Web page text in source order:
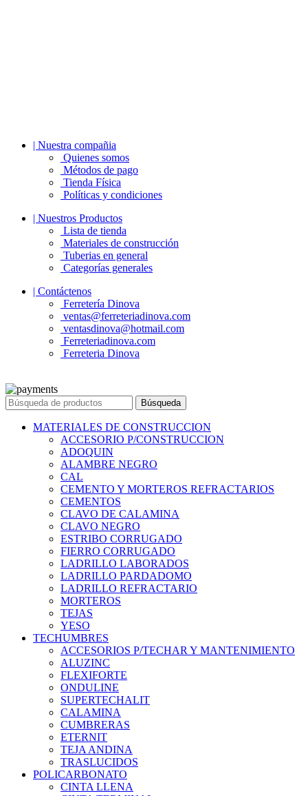
| Nuestra compañia
Quienes somos
Métodos de pago
Tienda Física
Políticas y condiciones
| Nuestros Productos
Lista de tienda
Materiales de construcción
Tuberias en general
Categorías generales
| Contáctenos
Ferretería Dinova
ventas@ferreteriadinova.com
ventasdinova@hotmail.com
Ferreteriadinova.com
Ferreteria Dinova
Búsqueda
MATERIALES DE CONSTRUCCION
ACCESORIO P/CONSTRUCCION
ADOQUIN
ALAMBRE NEGRO
CAL
CEMENTO Y MORTEROS REFRACTARIOS
CEMENTOS
CLAVO DE CALAMINA
CLAVO NEGRO
ESTRIBO CORRUGADO
FIERRO CORRUGADO
LADRILLO LABORADOS
LADRILLO PARDADOMO
LADRILLO REFRACTARIO
MORTEROS
TEJAS
YESO
TECHUMBRES
ACCESORIOS P/TECHAR Y MANTENIMIENTO
ALUZINC
FLEXIFORTE
ONDULINE
SUPERTECHALIT
CALAMINA
CUMBRERAS
ETERNIT
TEJA ANDINA
TRASLUCIDOS
POLICARBONATO
CINTA LLENA